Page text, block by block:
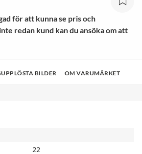
för att kunna se pris och
redan kund kan du ansöka om att
BILDER OM VARUMÄRKET
22